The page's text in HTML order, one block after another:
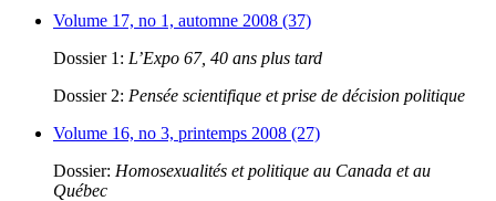
Volume 17, no 1, automne 2008 (37)
Dossier 1: L’Expo 67, 40 ans plus tard
Dossier 2: Pensée scientifique et prise de décision politique
Volume 16, no 3, printemps 2008 (27)
Dossier: Homosexualités et politique au Canada et au
Québec